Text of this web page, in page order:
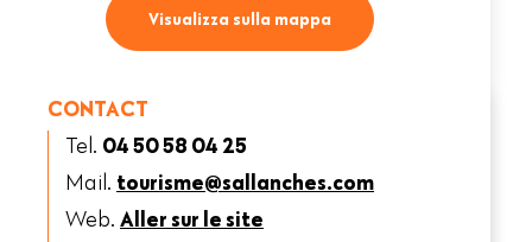
Visualizza sulla mappa
CONTACT
Tel. 04 50 58 04 25
Mail. tourisme@sallanches.com
Web. Aller sur le site